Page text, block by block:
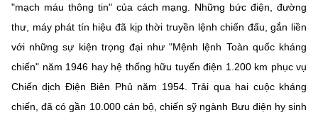
Năng lượng nguyên tử
Nhiệm vụ trọng tâm
Chọn ngôn ngữ
Vietnamese English
"mạch máu thông tin" của cách mạng. Những bức điện, đường
thư, máy phát tín hiệu đã kịp thời truyền lệnh chiến đấu, gắn liền
với những sự kiện trọng đại như "Mệnh lệnh Toàn quốc kháng
chiến" năm 1946 hay hệ thống hữu tuyến điện 1.200 km phục vụ
Chiến dịch Điện Biên Phủ năm 1954. Trải qua hai cuộc kháng
chiến, đã có gần 10.000 cán bộ, chiến sỹ ngành Bưu điện hy sinh